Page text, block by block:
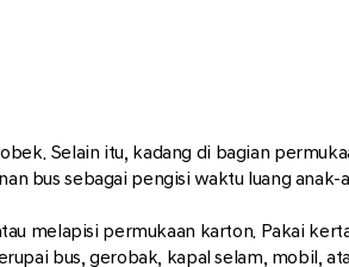
Selain itu, kadang di bagian
bus sebagai pengisi waktu luang anak-
melapisi permukaan karton. Pakai
bus, gerobak, kapal selam, mobil,